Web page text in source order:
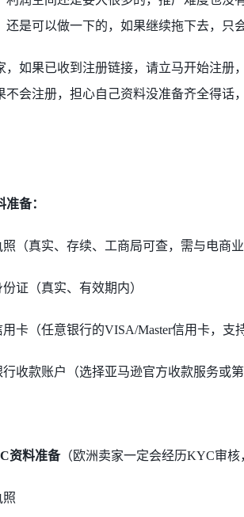
还是可以做一下的，如果继续拖下去，只
，如果已收到注册链接，请立马开始注册
不会注册，担心自己资料没准备齐全得话，
准备：
照（真实、存续、工商局可查，需与电商业
证（真实、有效期内）
卡（任意银行的VISA/Master信用卡，支
行收款账户（选择亚马逊官方收款服务或
资料准备（欧洲卖家一定会经历KYC审核
照